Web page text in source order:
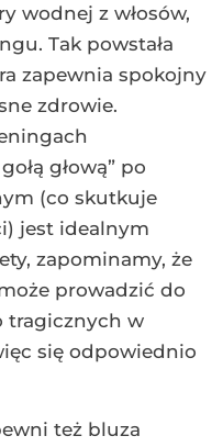
wodnej z włosów,
Tak powstała
zapewnia spokojny
zdrowie.
głową” po
(co skutkuje
jest idealnym
zapominamy, że
prowadzić do
tragicznych w
się odpowiednio
też bluza